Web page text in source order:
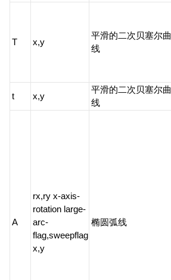
T x,y
平滑的二次贝塞尔曲
线
t x,y
平滑的二次贝塞尔曲
线
A
rx,ry x-axis-
rotation large-
arc-
flag,sweepflag
x,y
椭圆弧线